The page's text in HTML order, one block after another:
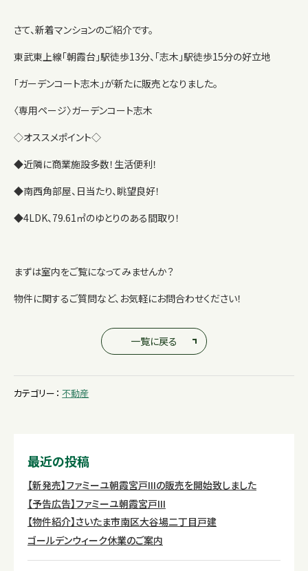
さて、新着マンションのご紹介です。
東武東上線「朝霞台」駅徒歩13分、「志木」駅徒歩15分の好立地
「ガーデンコート志木」が新たに販売となりました。
〈専用ページ〉ガーデンコート志木
◇オススメポイント◇
◆近隣に商業施設多数！生活便利！
◆南西角部屋、日当たり、眺望良好！
◆4LDK、79.61㎡のゆとりのある間取り！
まずは室内をご覧になってみませんか？
物件に関するご質問など、お気軽にお問合わせください！
一覧に戻る
カテゴリー： 不動産
最近の投稿
【新発売】ファミーユ朝霞宮戸IIIの販売を開始致しました
【予告広告】ファミーユ朝霞宮戸III
【物件紹介】さいたま市南区大谷場二丁目戸建
ゴールデンウィーク休業のご案内